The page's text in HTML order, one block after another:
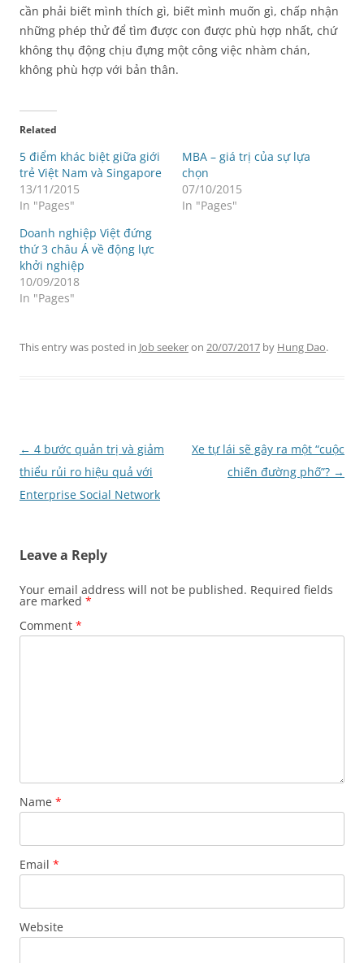
cần phải biết mình thích gì, biết mình muốn gì, chấp nhận
những phép thử để tìm được con được phù hợp nhất, chứ
không thụ động chịu đựng một công việc nhàm chán,
không phù hợp với bản thân.
Related
5 điểm khác biệt giữa giới
trẻ Việt Nam và Singapore
13/11/2015
In "Pages"
MBA – giá trị của sự lựa
chọn
07/10/2015
In "Pages"
Doanh nghiệp Việt đứng
thứ 3 châu Á về động lực
khởi nghiệp
10/09/2018
In "Pages"
This entry was posted in Job seekeron 20/07/2017 by Hung Dao.
Post
navigation
← 4 bước quản trị và giảm
thiểu rủi ro hiệu quả với
Enterprise Social Network
Xe tự lái sẽ gây ra một “cuộc
chiến đường phố”? →
Leave a Reply
Your email address will not be published. Required fields
are marked *
Comment *
Name *
Email *
Website